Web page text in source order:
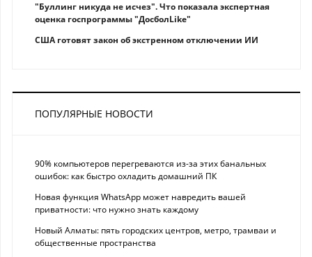
"Буллинг никуда не исчез". Что показала экспертная
оценка госпрограммы "ДосболLike"
США готовят закон об экстренном отключении ИИ
ПОПУЛЯРНЫЕ НОВОСТИ
90% компьютеров перегреваются из-за этих банальных
ошибок: как быстро охладить домашний ПК
Новая функция WhatsApp может навредить вашей
приватности: что нужно знать каждому
Новый Алматы: пять городских центров, метро, трамваи и
общественные пространства